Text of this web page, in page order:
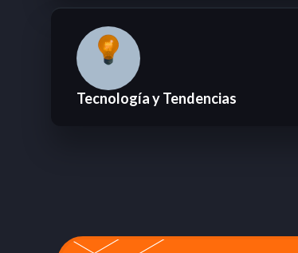
Tecnología y Tendencias